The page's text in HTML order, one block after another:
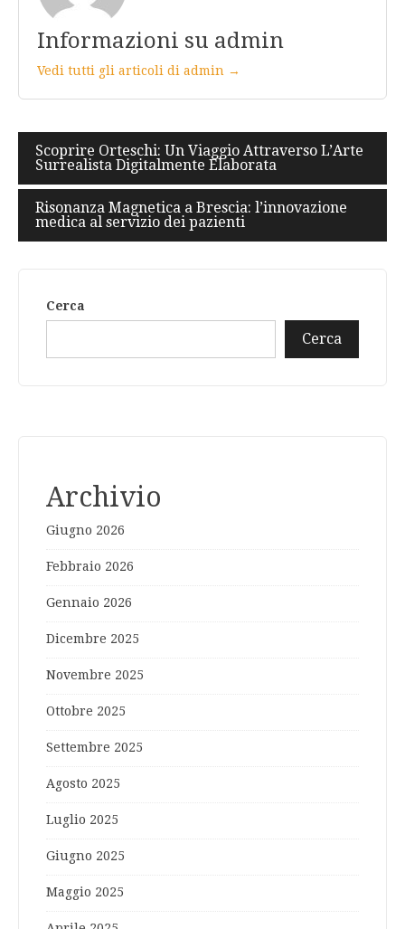
Informazioni su admin
Vedi tutti gli articoli di admin →
Navigazione
articoli
Scoprire Orteschi: Un Viaggio Attraverso L’Arte
Surrealista Digitalmente Elaborata
Risonanza Magnetica a Brescia: l’innovazione
medica al servizio dei pazienti
Cerca
Cerca
Archivio
Giugno 2026
Febbraio 2026
Gennaio 2026
Dicembre 2025
Novembre 2025
Ottobre 2025
Settembre 2025
Agosto 2025
Luglio 2025
Giugno 2025
Maggio 2025